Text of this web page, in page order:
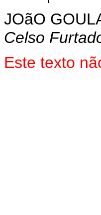
JOãO
Celso
Este texto